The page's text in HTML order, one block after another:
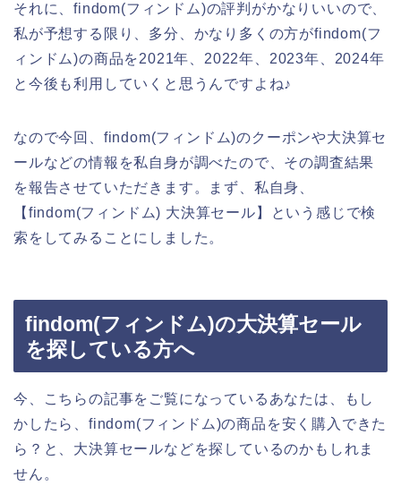
それに、findom(フィンドム)の評判がかなりいいので、
私が予想する限り、多分、かなり多くの方がfindom(フ
ィンドム)の商品を2021年、2022年、2023年、2024年
と今後も利用していくと思うんですよね♪
なので今回、findom(フィンドム)のクーポンや大決算セ
ールなどの情報を私自身が調べたので、その調査結果
を報告させていただきます。まず、私自身、
【findom(フィンドム) 大決算セール】という感じで検
索をしてみることにしました。
findom(フィンドム)の大決算セール
を探している方へ
今、こちらの記事をご覧になっているあなたは、もし
かしたら、findom(フィンドム)の商品を安く購入できた
ら？と、大決算セールなどを探しているのかもしれま
せん。